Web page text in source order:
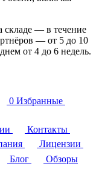
складе — в течение
— от 5 до 10
от 4 до 6 недель.
0 Избранные
Контакты
Лицензии
Блог Обзоры